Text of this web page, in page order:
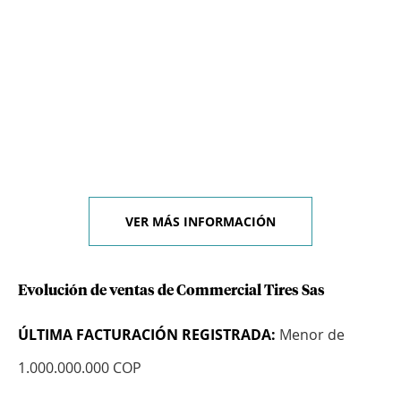
VER MÁS INFORMACIÓN
Evolución de ventas de Commercial Tires Sas
ÚLTIMA FACTURACIÓN REGISTRADA: Menor de
1.000.000.000 COP